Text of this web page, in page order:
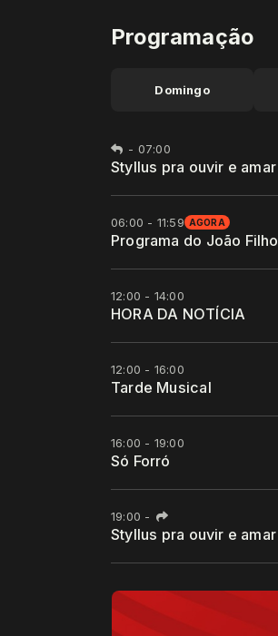
Programação
Domingo
- 07:00
Styllus pra ouvir e amar
06:00 - 11:59 AGORA
Programa do João Filho
12:00 - 14:00
HORA DA NOTÍCIA
12:00 - 16:00
Tarde Musical
16:00 - 19:00
Só Forró
19:00 -
Styllus pra ouvir e amar